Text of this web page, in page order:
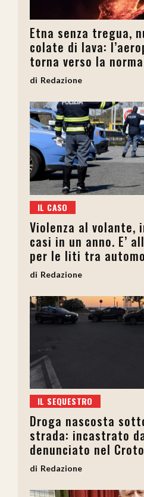
Etna senza tregua,
colate di lava:
torna verso la
Redazione
IL CASO
Violenza al volante,
casi in un anno. E’
per le liti tra
Redazione
IL SEQUESTRO
Droga nascosta
strada: incastrato
denunciato nel
Redazione